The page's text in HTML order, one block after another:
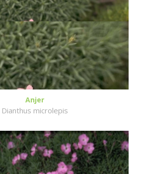
Anjer
Dianthus microlepis